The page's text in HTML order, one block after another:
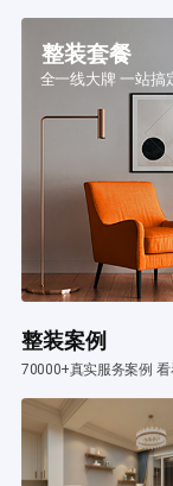
整装套餐
全一线大牌 一站搞
整装案例
70000+真实服务案例